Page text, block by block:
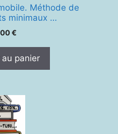
Méthode de
minimaux …
€
panier